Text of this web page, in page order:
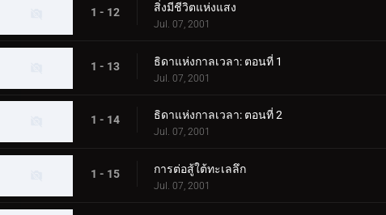
1 - 12 สิ่งมีชีวิตแห่งแสง
Jul. 07, 2001
1 - 13 ธิดาแห่งกาลเวลา: ตอนที่ 1
Jul. 07, 2001
1 - 14 ธิดาแห่งกาลเวลา: ตอนที่ 2
Jul. 07, 2001
1 - 15 การต่อสู้ใต้ทะเลลึก
Jul. 07, 2001